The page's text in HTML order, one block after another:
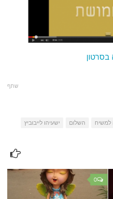
בסרטון
שתף
למשיח השלום ישעיהו לייבוביץ
0